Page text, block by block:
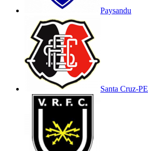
Paysandu
Santa Cruz-PE